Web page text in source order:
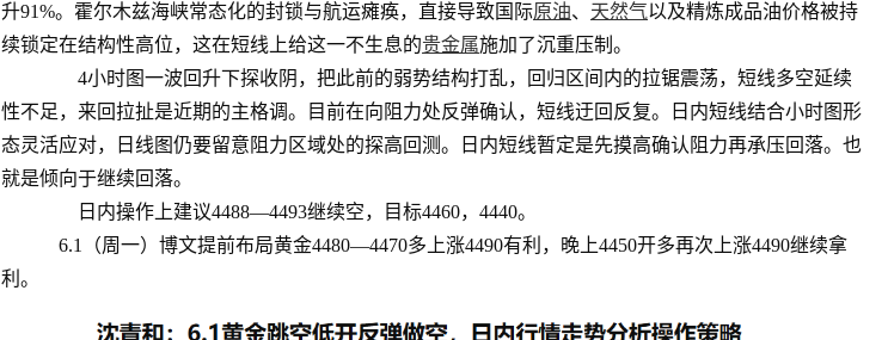
升91%。霍尔木兹海峡常态化的封锁与航运瘫痪，直接导致国际原油、 天然气以及精炼成品油价格被持
续锁定在结构性高位，这在短线上给这一不生息的贵金属施加了沉重压制。
4小时图一波回升下探收阴，把此前的弱势结构打乱，回归区间内的拉锯震荡，短线多空延续
性不足，来回拉扯是近期的主格调。目前在向阻力处反弹确认，短线迂回反复。日内短线结合小时图形
态灵活应对，日线图仍要留意阻力区域处的探高回测。日内短线暂定是先摸高确认阻力再承压回落。也
就是倾向于继续回落。
日内操作上建议4488—4493继续空，目标4460，4440。
6.1（周一）博文提前布局黄金4480—4470多上涨4490有利，晚上4450开多再次上涨4490继续拿
利。